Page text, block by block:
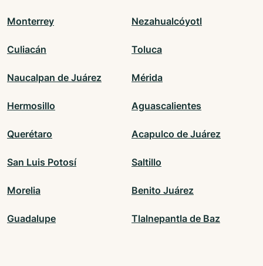
Monterrey Nezahualcóyotl
Culiacán Toluca
Naucalpan de Juárez Mérida
Hermosillo Aguascalientes
Querétaro Acapulco de Juárez
San Luis Potosí Saltillo
Morelia Benito Juárez
Guadalupe Tlalnepantla de Baz